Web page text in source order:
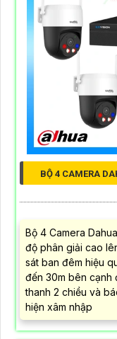
BỘ 4 CAMERA
Bộ 4 Camera
độ phân giải cao
sát ban đêm hiệu
đến 30m bên cạnh
thanh 2 chiều và
hiện xâm nhập